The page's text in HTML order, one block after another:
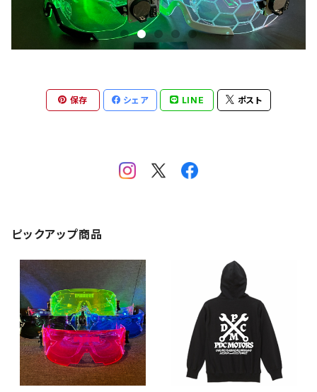
保存 シェア LINE ポスト
ピックアップ商品